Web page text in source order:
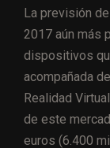
La previsión
2017 aún más
dispositivos
acompañada
Realidad
de este
euros (6.400